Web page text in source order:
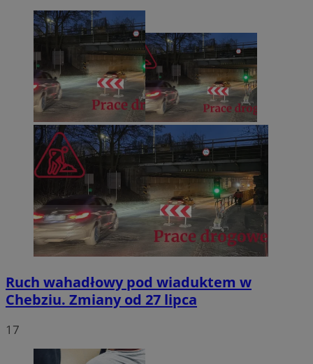
Ruch wahadłowy pod wiaduktem w
Chebziu. Zmiany od 27 lipca
17